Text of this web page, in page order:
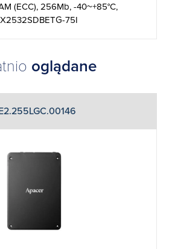
(ECC), 256Mb, -40~+85°C,
75I
oglądane